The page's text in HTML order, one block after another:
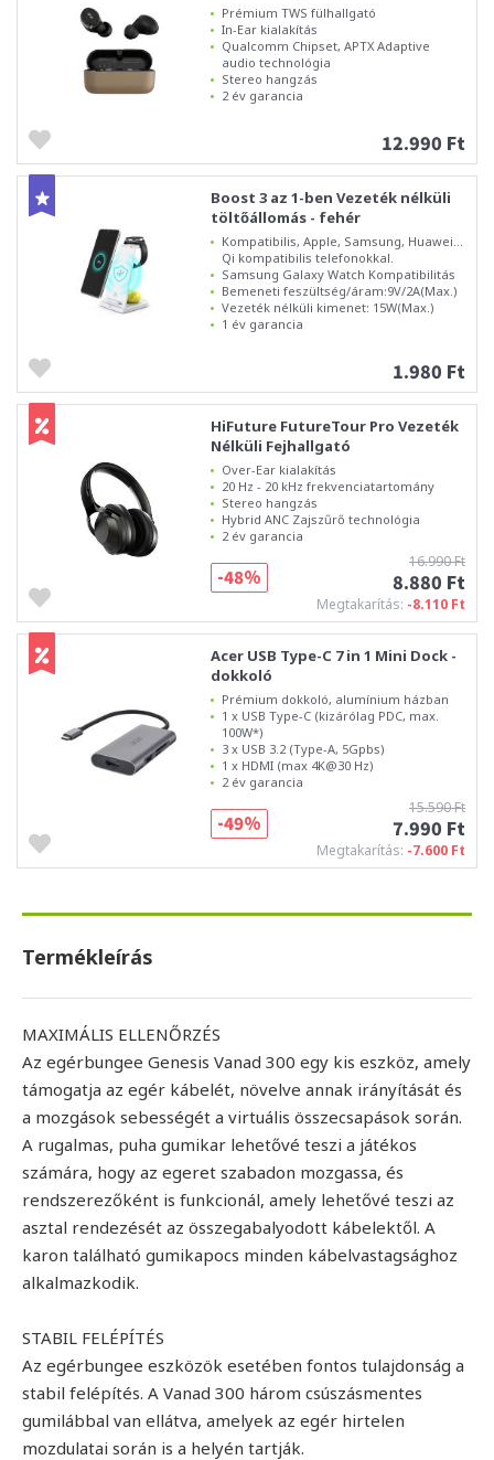
Prémium TWS fülhallgató
In-Ear kialakítás
Qualcomm Chipset, APTX Adaptive
audio technológia
Stereo hangzás
2 év garancia
12.990 Ft
Boost 3 az 1-ben Vezeték nélküli
töltőállomás - fehér
Kompatibilis, Apple, Samsung, Huawei...
Qi kompatibilis telefonokkal.
Samsung Galaxy Watch Kompatibilitás
Bemeneti feszültség/áram:9V/2A(Max.)
Vezeték nélküli kimenet: 15W(Max.)
1 év garancia
1.980 Ft
HiFuture FutureTour Pro Vezeték
Nélküli Fejhallgató
Over-Ear kialakítás
20 Hz - 20 kHz frekvenciatartomány
Stereo hangzás
Hybrid ANC Zajszűrő technológia
2 év garancia
16.990 Ft
8.880 Ft
Megtakarítás: -8.110 Ft
-48%
Acer USB Type-C 7 in 1 Mini Dock -
dokkoló
Prémium dokkoló, alumínium házban
1 x USB Type-C (kizárólag PDC, max.
100W*)
3 x USB 3.2 (Type-A, 5Gpbs)
1 x HDMI (max 4K@30 Hz)
2 év garancia
15.590 Ft
7.990 Ft
Megtakarítás: -7.600 Ft
-49%
Termékleírás
MAXIMÁLIS ELLENŐRZÉS
Az egérbungee Genesis Vanad 300 egy kis eszköz, amely
támogatja az egér kábelét, növelve annak irányítását és
a mozgások sebességét a virtuális összecsapások során.
A rugalmas, puha gumikar lehetővé teszi a játékos
számára, hogy az egeret szabadon mozgassa, és
rendszerezőként is funkcionál, amely lehetővé teszi az
asztal rendezését az összegabalyodott kábelektől. A
karon található gumikapocs minden kábelvastagsághoz
alkalmazkodik.
STABIL FELÉPÍTÉS
Az egérbungee eszközök esetében fontos tulajdonság a
stabil felépítés. A Vanad 300 három csúszásmentes
gumilábbal van ellátva, amelyek az egér hirtelen
mozdulatai során is a helyén tartják.